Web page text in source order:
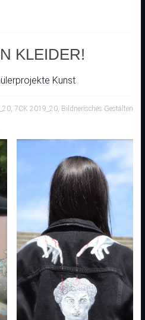
KLEIDER!
Kunst
, 7CK 2019_20, Bildnerisches Gestalten